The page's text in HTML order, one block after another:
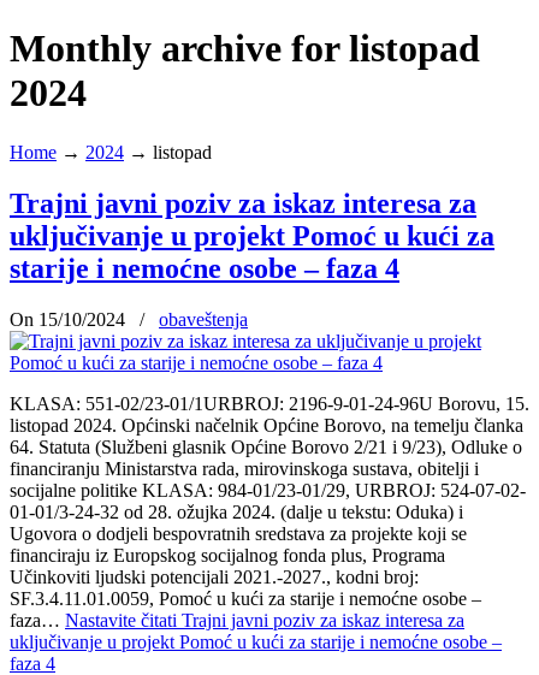
Monthly archive for listopad
2024
Home → 2024 → listopad
Trajni javni poziv za iskaz interesa za
uključivanje u projekt Pomoć u kući za
starije i nemoćne osobe – faza 4
On 15/10/2024 / obaveštenja
KLASA: 551-02/23-01/1URBROJ: 2196-9-01-24-96U Borovu, 15.
listopad 2024. Općinski načelnik Općine Borovo, na temelju članka
64. Statuta (Službeni glasnik Općine Borovo 2/21 i 9/23), Odluke o
financiranju Ministarstva rada, mirovinskoga sustava, obitelji i
socijalne politike KLASA: 984-01/23-01/29, URBROJ: 524-07-02-
01-01/3-24-32 od 28. ožujka 2024. (dalje u tekstu: Oduka) i
Ugovora o dodjeli bespovratnih sredstava za projekte koji se
financiraju iz Europskog socijalnog fonda plus, Programa
Učinkoviti ljudski potencijali 2021.-2027., kodni broj:
SF.3.4.11.01.0059, Pomoć u kući za starije i nemoćne osobe –
faza… Nastavite čitati Trajni javni poziv za iskaz interesa za
uključivanje u projekt Pomoć u kući za starije i nemoćne osobe –
faza 4